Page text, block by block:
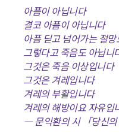
아픔이 아닙니다
결코 아픔이 아닙니다
아픔 딛고 넘어가는 절
그렇다고 죽음도 아닙니
그것은 죽음 이상입니다
그것은 겨레입니다
겨레의 부활입니다
겨레의 해방이요 자유입
― 문익환의 시 「당신